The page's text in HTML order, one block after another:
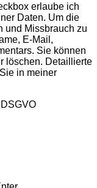
erlaube ich
Daten. Um die
und Missbrauch zu
E-Mail,
Sie können
löschen. Detaillierte
in meiner